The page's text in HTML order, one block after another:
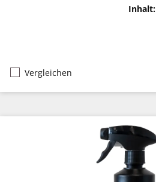
Inhalt:
Vergleichen